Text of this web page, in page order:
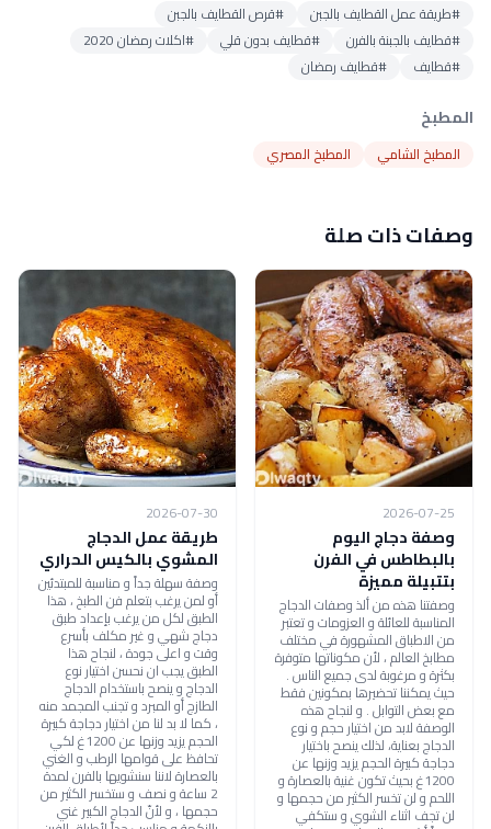
#طريقة عمل القطايف بالجبن
#قرص القطايف بالجبن
#قطايف بالجبنة بالفرن
#قطايف بدون قلي
#اكلات رمضان 2020
#قطايف
#قطايف رمضان
المطبخ
المطبخ الشامي المطبخ المصري
وصفات ذات صلة
2026-07-25
وصفة دجاج اليوم
بالبطاطس في الفرن
بتتبيلة مميزة
وصفتنا هذه من ألذ وصفات الدجاج
المناسبة للعائلة و العزومات و تعتبر
من الاطباق المشهورة في مختلف
مطابخ العالم ، لأن مكوناتها متوفرة
بكثرة و مرغوبة لدى جميع الناس .
حيث يمكننا تحضيرها بمكونين فقط
مع بعض التوابل . و لنجاح هذه
الوصفة لابد من اختيار حجم و نوع
الدجاج بعناية، لذلك ينصح باختيار
دجاجة كبيرة الحجم يزيد وزنها عن
1200غ بحيث تكون غنية بالعصارة و
اللحم و لن تخسر الكثير من حجمها و
لن تجف اثناء الشوي و ستكفي
2026-07-30
طريقة عمل الدجاج
المشوي بالكيس الحراري
وصفة سهلة جداً و مناسبة للمبتدئين
أو لمن يرغب بتعلم فن الطبخ ، هذا
الطبق لكل من يرغب بإعداد طبق
دجاج شهي و غير مكلف بأسرع
وقت و اعلى جودة ، لنجاح هذا
الطبق يجب ان نحسن اختيار نوع
الدجاج و ينصح باستخدام الدجاج
الطازج أو المبرد و تجنب المجمد منه
، كما لا بد لنا من اختيار دجاجة كبيرة
الحجم يزيد وزنها عن 1200غ لكي
تحافظ على قوامها الرطب و الغني
بالعصارة لاننا سنشويها بالفرن لمدة
2 ساعة و نصف و ستخسر الكثير من
حجمها ، و لأنّ الدجاج الكبير غني